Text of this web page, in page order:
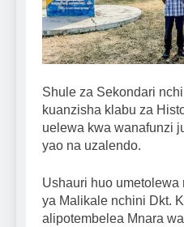
Shule za Sekondari
kuanzisha klabu za
uelewa kwa wanafunzi
yao na uzalendo.
Ushauri huo umetolewa
ya Malikale nchini Dkt.
alipotembelea Mnara